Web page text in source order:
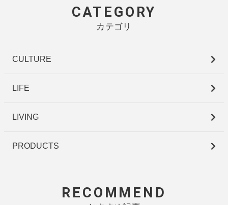
CATEGORY
カテゴリ
CULTURE
LIFE
LIVING
PRODUCTS
RECOMMEND